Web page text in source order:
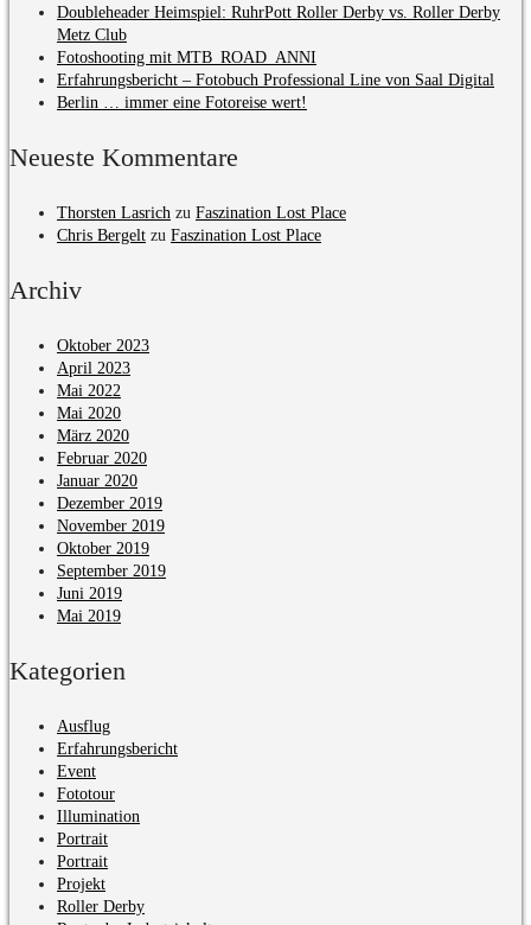
Doubleheader Heimspiel: RuhrPott Roller Derby vs. Roller Derby
Metz Club
Fotoshooting mit MTB_ROAD_ANNI
Erfahrungsbericht – Fotobuch Professional Line von Saal Digital
Berlin … immer eine Fotoreise wert!
Neueste Kommentare
Thorsten Lasrich zu Faszination Lost Place
Chris Bergelt zu Faszination Lost Place
Archiv
Oktober 2023
April 2023
Mai 2022
Mai 2020
März 2020
Februar 2020
Januar 2020
Dezember 2019
November 2019
Oktober 2019
September 2019
Juni 2019
Mai 2019
Kategorien
Ausflug
Erfahrungsbericht
Event
Fototour
Illumination
Portrait
Portrait
Projekt
Roller Derby